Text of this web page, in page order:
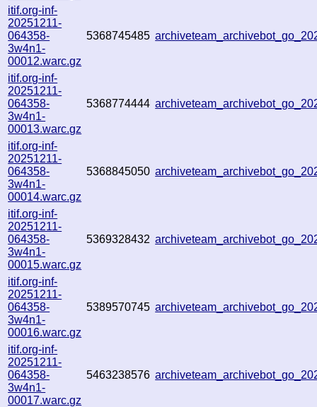
itif.org-inf-
20251211-
064358-
3w4n1-
00012.warc.gz
5368745485
itif.org-inf-
20251211-
064358-
3w4n1-
00013.warc.gz
5368774444
itif.org-inf-
20251211-
064358-
3w4n1-
00014.warc.gz
5368845050
itif.org-inf-
20251211-
064358-
3w4n1-
00015.warc.gz
5369328432
itif.org-inf-
20251211-
064358-
3w4n1-
00016.warc.gz
5389570745
itif.org-inf-
20251211-
064358-
3w4n1-
00017.warc.gz
5463238576